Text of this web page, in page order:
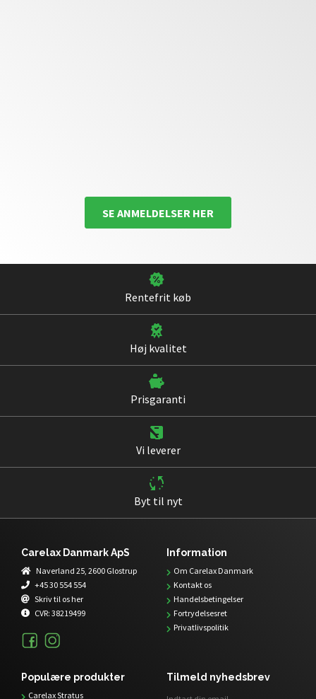
SE ANMELDELSER HER
Rentefrit køb
Høj kvalitet
Prisgaranti
Vi leverer
Byt til nyt
Carelax Danmark ApS
Naverland 25, 2600 Glostrup
+45 30 554 554
Skriv til os her
CVR: 38219499
Information
Om Carelax Danmark
Kontakt os
Handelsbetingelser
Fortrydelsesret
Privatlivspolitik
Populære produkter
Carelax Stratus
Tilmeld nyhedsbrev